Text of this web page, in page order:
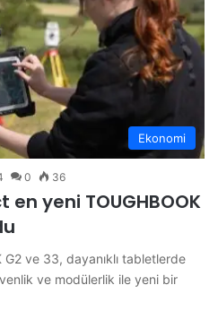
Ekonomi
0 36
yeni TOUGHBOOK
G2 ve 33, dayanıklı tabletlerde
ve modülerlik ile yeni bir